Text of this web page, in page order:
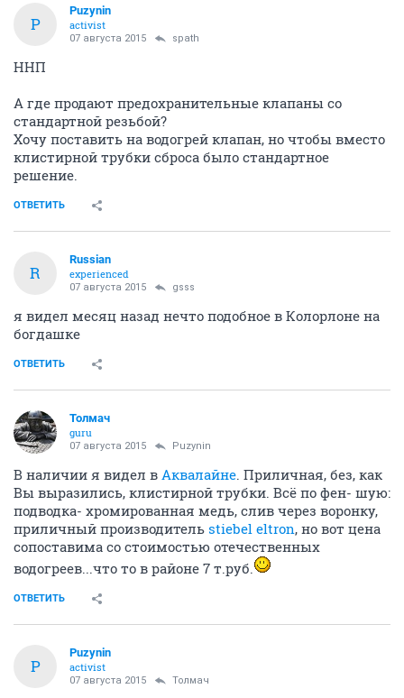
P
Puzynin
activist
07 августа 2015 spath
ННП
А где продают предохранительные клапаны со
стандартной резьбой?
Хочу поставить на водогрей клапан, но чтобы вместо
клистирной трубки сброса было стандартное
решение.
ОТВЕТИТЬ
R
Russian
experienced
07 августа 2015 gsss
я видел месяц назад нечто подобное в Колорлоне на
богдашке
ОТВЕТИТЬ
Толмач
guru
07 августа 2015 Puzynin
В наличии я видел в Аквалайне. Приличная, без, как
Вы выразились, клистирной трубки. Всё по фен- шую:
подводка- хромированная медь, слив через воронку,
приличный производитель stiebel eltron, но вот цена
сопоставима со стоимостью отечественных
водогреев...что то в районе 7 т.руб.
ОТВЕТИТЬ
P
Puzynin
activist
07 августа 2015 Толмач